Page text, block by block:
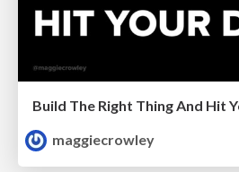
Build The Right Thing And Hit
maggiecrowley